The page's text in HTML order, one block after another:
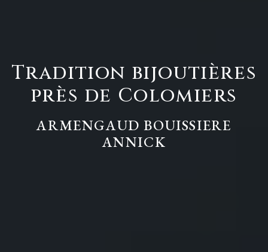
Tradition bijoutières
près de Colomiers
ARMENGAUD BOUISSIERE
ANNICK